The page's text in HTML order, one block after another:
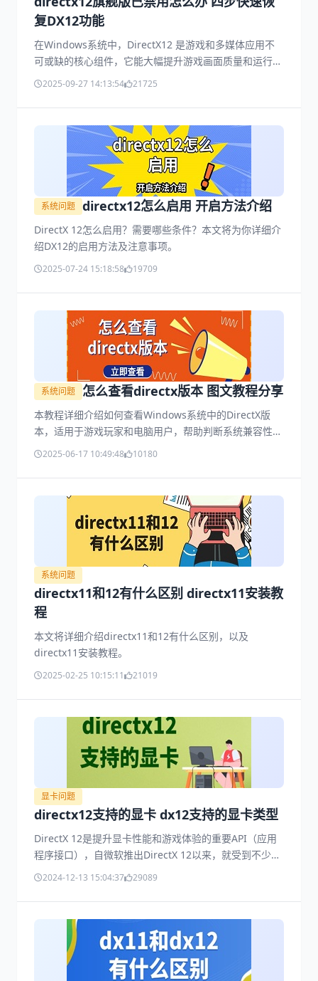
复DX12功能
在Windows系统中，DirectX12 是游戏和多媒体应用不
可或缺的核心组件，它能大幅提升游戏画面质量和运行流
畅度。但有时会遇到 “DirectX12旗舰版已禁用” 的提示，
2025-09-27 14:13:54 21725
系统问题 directx12怎么启用 开启方法介绍
DirectX 12怎么启用？需要哪些条件？本文将为你详细介
绍DX12的启用方法及注意事项。
2025-07-24 15:18:58 19709
系统问题 怎么查看directx版本 图文教程分享
本教程详细介绍如何查看Windows系统中的DirectX版
本，适用于游戏玩家和电脑用户，帮助判断系统兼容性和
排查性能问题。
2025-06-17 10:49:48 10180
系统问题
directx11和12有什么区别 directx11安装教
程
本文将详细介绍directx11和12有什么区别，以及
directx11安装教程。
2025-02-25 10:15:11 21019
显卡问题
directx12支持的显卡 dx12支持的显卡类型
DirectX 12是提升显卡性能和游戏体验的重要API（应用
程序接口），自微软推出DirectX 12以来，就受到不少玩
家以及类群的欢迎。其支持的显卡主要是基于AMD、
2024-12-13 15:04:37 29089